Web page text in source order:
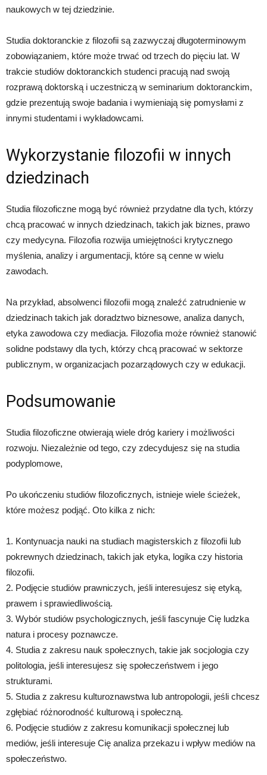
naukowych w tej dziedzinie.
Studia doktoranckie z filozofii są zazwyczaj długoterminowym
zobowiązaniem, które może trwać od trzech do pięciu lat. W
trakcie studiów doktoranckich studenci pracują nad swoją
rozprawą doktorską i uczestniczą w seminarium doktoranckim,
gdzie prezentują swoje badania i wymieniają się pomysłami z
innymi studentami i wykładowcami.
Wykorzystanie filozofii w innych
dziedzinach
Studia filozoficzne mogą być również przydatne dla tych, którzy
chcą pracować w innych dziedzinach, takich jak biznes, prawo
czy medycyna. Filozofia rozwija umiejętności krytycznego
myślenia, analizy i argumentacji, które są cenne w wielu
zawodach.
Na przykład, absolwenci filozofii mogą znaleźć zatrudnienie w
dziedzinach takich jak doradztwo biznesowe, analiza danych,
etyka zawodowa czy mediacja. Filozofia może również stanowić
solidne podstawy dla tych, którzy chcą pracować w sektorze
publicznym, w organizacjach pozarządowych czy w edukacji.
Podsumowanie
Studia filozoficzne otwierają wiele dróg kariery i możliwości
rozwoju. Niezależnie od tego, czy zdecydujesz się na studia
podyplomowe,
Po ukończeniu studiów filozoficznych, istnieje wiele ścieżek,
które możesz podjąć. Oto kilka z nich:
1. Kontynuacja nauki na studiach magisterskich z filozofii lub
pokrewnych dziedzinach, takich jak etyka, logika czy historia
filozofii.
2. Podjęcie studiów prawniczych, jeśli interesujesz się etyką,
prawem i sprawiedliwością.
3. Wybór studiów psychologicznych, jeśli fascynuje Cię ludzka
natura i procesy poznawcze.
4. Studia z zakresu nauk społecznych, takie jak socjologia czy
politologia, jeśli interesujesz się społeczeństwem i jego
strukturami.
5. Studia z zakresu kulturoznawstwa lub antropologii, jeśli chcesz
zgłębiać różnorodność kulturową i społeczną.
6. Podjęcie studiów z zakresu komunikacji społecznej lub
mediów, jeśli interesuje Cię analiza przekazu i wpływ mediów na
społeczeństwo.